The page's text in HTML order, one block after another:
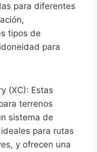
para diferentes
tipos de
para
(XC): Estas
terrenos
sistema de
para rutas
y ofrecen una